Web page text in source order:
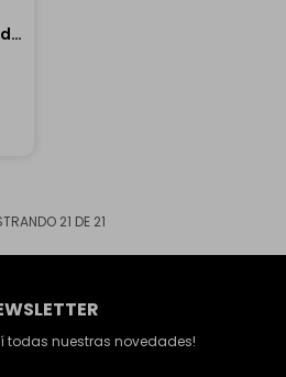
1
21 DE 21
todas nuestras novedades!